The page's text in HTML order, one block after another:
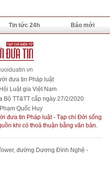
Tin tức 24h Báo mới
đưa tin Pháp luật
Luật gia Việt Nam
Bộ TT&TT cấp ngày 27/2/2020
Quốc Huy
đưa tin Pháp luật - Tạp chí Đời sống
khi có thoả thuận bằng văn bản.
đường Dương Đình Nghệ -